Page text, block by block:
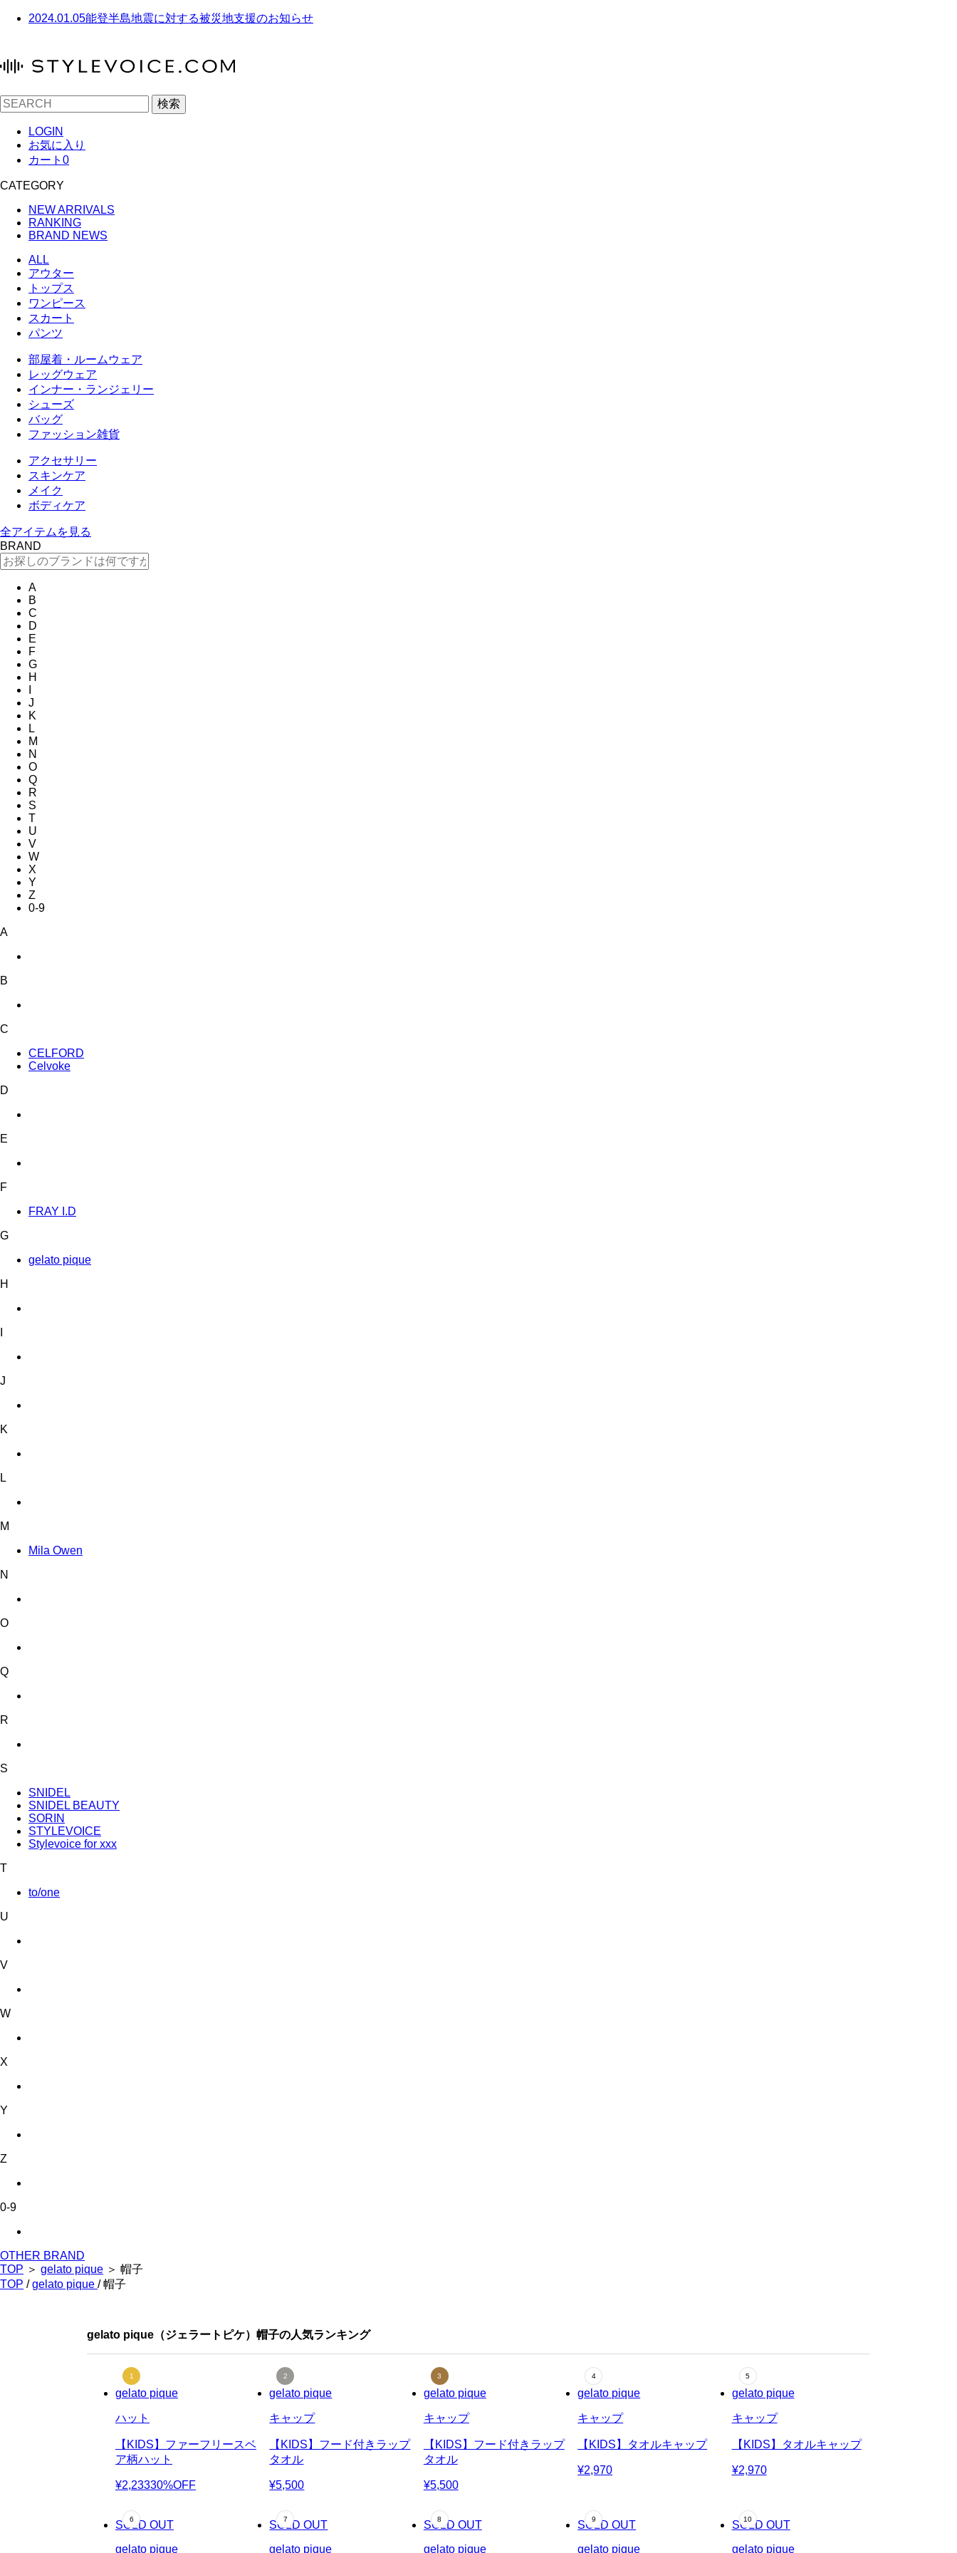
2024.01.05能登半島地震に対する被災地支援のお知らせ
検索
LOGIN
お気に入り
カート 0
CATEGORY
NEW ARRIVALS
RANKING
BRAND NEWS
ALL
アウター
トップス
ワンピース
スカート
パンツ
部屋着・ルームウェア
レッグウェア
インナー・ランジェリー
シューズ
バッグ
ファッション雑貨
アクセサリー
スキンケア
メイク
ボディケア
全アイテムを見る
BRAND
A
B
C
D
E
F
G
H
J
K
L
M
N
O
Q
R
S
T
U
V
W
X
Y
Z
0-9
A
B
C
CELFORD
Celvoke
D
E
F
FRAY I.D
G
gelato pique
H
J
K
L
M
Mila Owen
N
O
Q
R
S
SNIDEL
SNIDEL BEAUTY
SORIN
STYLEVOICE
Stylevoice for xxx
T
to/one
U
V
W
X
Y
Z
0-9
OTHER BRAND
TOP ＞ gelato pique ＞ 帽子
TOP /gelato pique / 帽子
gelato pique（ジェラートピケ）帽子の人気ランキング
gelato pique
ハット
【KIDS】ファーフリースベ
ア柄ハット
¥2,23330%OFF
gelato pique
キャップ
【KIDS】フード付きラップ
タオル
¥5,500
gelato pique
キャップ
【KIDS】フード付きラップ
タオル
¥5,500
gelato pique
キャップ
【KIDS】タオルキャップ
¥2,970
gelato pique
キャップ
【KIDS】タオルキャップ
¥2,970
SOLD OUT
gelato pique
SOLD OUT
gelato pique
SOLD OUT
gelato pique
SOLD OUT
gelato pique
SOLD OUT
gelato pique